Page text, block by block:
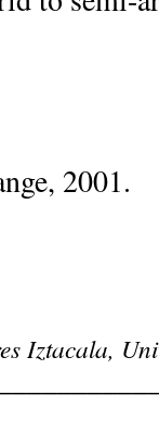
2001.
Iztacala,